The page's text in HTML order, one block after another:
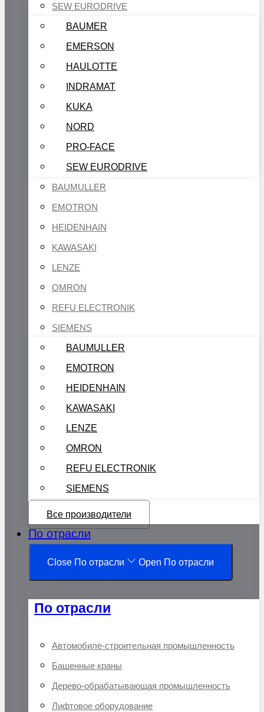
SEW EURODRIVE
BAUMER
EMERSON
HAULOTTE
INDRAMAT
KUKA
NORD
PRO-FACE
SEW EURODRIVE
BAUMULLER
EMOTRON
HEIDENHAIN
KAWASAKI
LENZE
OMRON
REFU ELECTRONIK
SIEMENS
BAUMULLER
EMOTRON
HEIDENHAIN
KAWASAKI
LENZE
OMRON
REFU ELECTRONIK
SIEMENS
Все производители
По отрасли
Close По отрасли Open По отрасли
По отрасли
Автомобиле-строительная промышленность
Башенные краны
Дерево-обрабатывающая промышленность
Лифтовое оборудование